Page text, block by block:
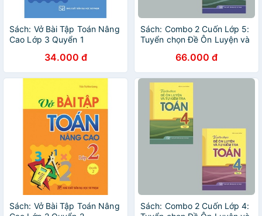
Sách: Vở Bài Tập Toán Nâng
Cao Lớp 3 Quyển 1
34.000 đ
Sách: Combo 2 Cuốn Lớp 5:
Tuyển chọn Đề Ôn Luyện và
66.000 đ
Sách: Vở Bài Tập Toán Nâng
Sách: Combo 2 Cuốn Lớp 4: